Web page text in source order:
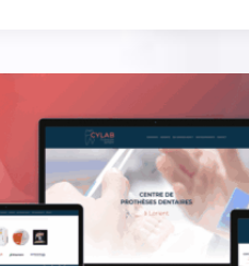
SAINTE
MARIE
PIE
X
DE